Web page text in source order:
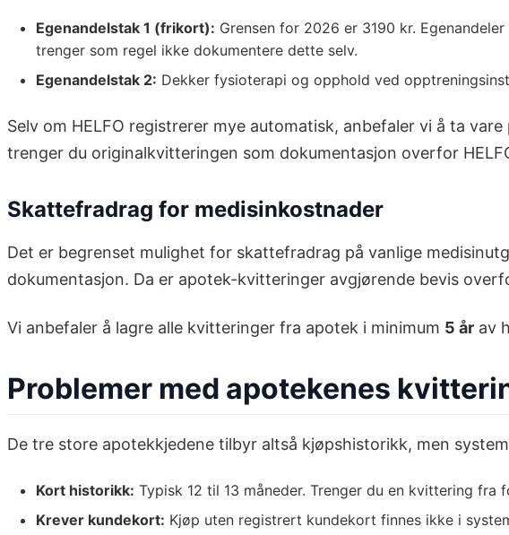
Egenandelstak 1 (frikort): Grensen for 2026 er 3190 kr.
trenger som regel ikke dokumentere dette selv.
Egenandelstak 2: Dekker fysioterapi og opphold ved
Selv om HELFO registrerer mye automatisk, anbefaler vi å ta
trenger du originalkvitteringen som dokumentasjon overfor
Skattefradrag for medisinkostnader
Det er begrenset mulighet for skattefradrag på vanlige
dokumentasjon. Da er apotek-kvitteringer avgjørende bevis
Vi anbefaler å lagre alle kvitteringer fra apotek i minimum 5 år av
Problemer med apotekenes
De tre store apotekkjedene tilbyr altså kjøpshistorikk, men
Kort historikk: Typisk 12 til 13 måneder. Trenger du en kvittering fra
Krever kundekort: Kjøp uten registrert kundekort finnes ikke i